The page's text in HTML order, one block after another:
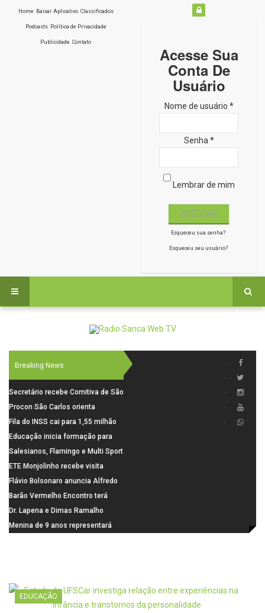
Home Baixar Aplicativo Classificados
Podcasts Política de Privacidade
Publicidade Contato
Acesse Sua
Conta De
Usuário
Nome de usuário *
Senha *
Lembrar de mim
Esqueceu sua senha?
Esqueceu seu usuário?
Breaking News
Secretário recebe Comitiva de São
Carlos para debater investimentos
em rodovias
Procon São Carlos orienta
consumidores sobre cuidados
nas compras para o Dia dos Pais
Fila do INSS cai para 1,55 milhão
em julho, com alta de 66,5% nos
pedidos negados em 2026
Educação inicia formação para
elaboração do novo Plano
Municipal
Salesianos, Flamingo e Multi Sport
vão representar São Carlos no
campeonato Estadual
ETE Monjolinho recebe visita
científica da FAPESP
Flávio Bolsonaro anuncia Alfredo
Gaspar, relator da comissão do
INSS, como vice
Barão Vermelho Encontro terá
data extra em Belo Horizonte
Dr. Lapena e Dimas Ramalho
fortalecem diálogo institucional
Menina de 9 anos representará
EDUCAÇÃO